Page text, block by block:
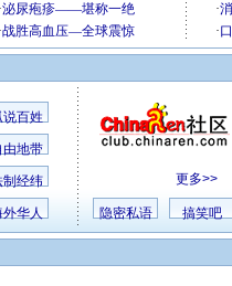
说百姓
由地带
制经纬
外华人
更多>>
隐密私语 搞笑吧